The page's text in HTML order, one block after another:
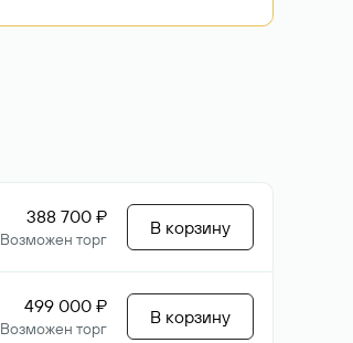
388 700 ₽
Возможен торг
В корзину
499 000 ₽
Возможен торг
В корзину